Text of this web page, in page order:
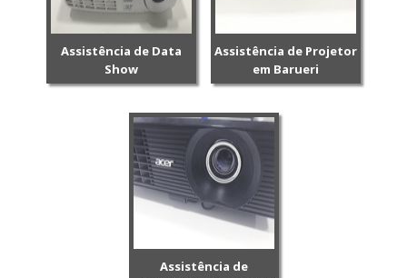
Assistência de Data
Show
Assistência de Projetor
em Barueri
Assistência de